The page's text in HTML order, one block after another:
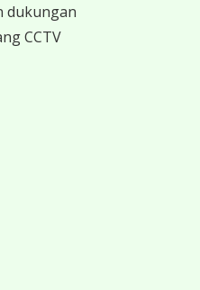
dukungan
CCTV